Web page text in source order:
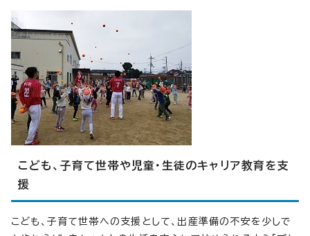
こども、子育て世帯や児童・生徒のキャリア教育を支
援
こども、子育て世帯への支援として、出産準備の不安を少しで